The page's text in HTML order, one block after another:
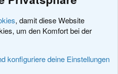
, damit diese Website
um den Komfort bei der
konfiguriere deine Einstellungen